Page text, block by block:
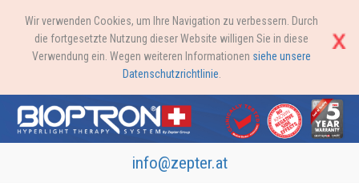
Wir verwenden Cookies, um Ihre Navigation zu verbessern. Durch
die fortgesetzte Nutzung dieser Website willigen Sie in diese
Verwendung ein. Wegen weiteren Informationen siehe unsere
Datenschutzrichtlinie
info@zepter.at